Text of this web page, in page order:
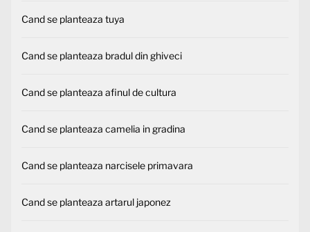
Cand se planteaza tuya
Cand se planteaza bradul din ghiveci
Cand se planteaza afinul de cultura
Cand se planteaza camelia in gradina
Cand se planteaza narcisele primavara
Cand se planteaza artarul japonez